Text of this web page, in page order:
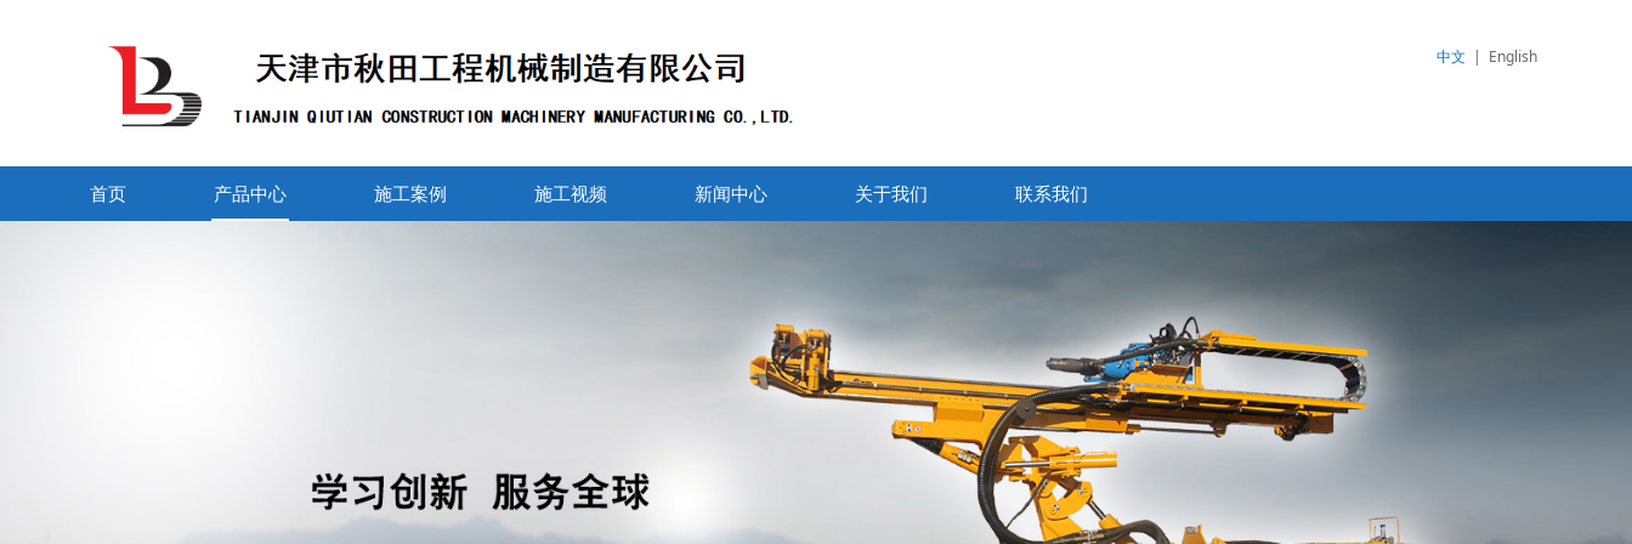
中文 | English
首页 产品中心 施工案例 施工视频 新闻中心 关于我们 联系我们